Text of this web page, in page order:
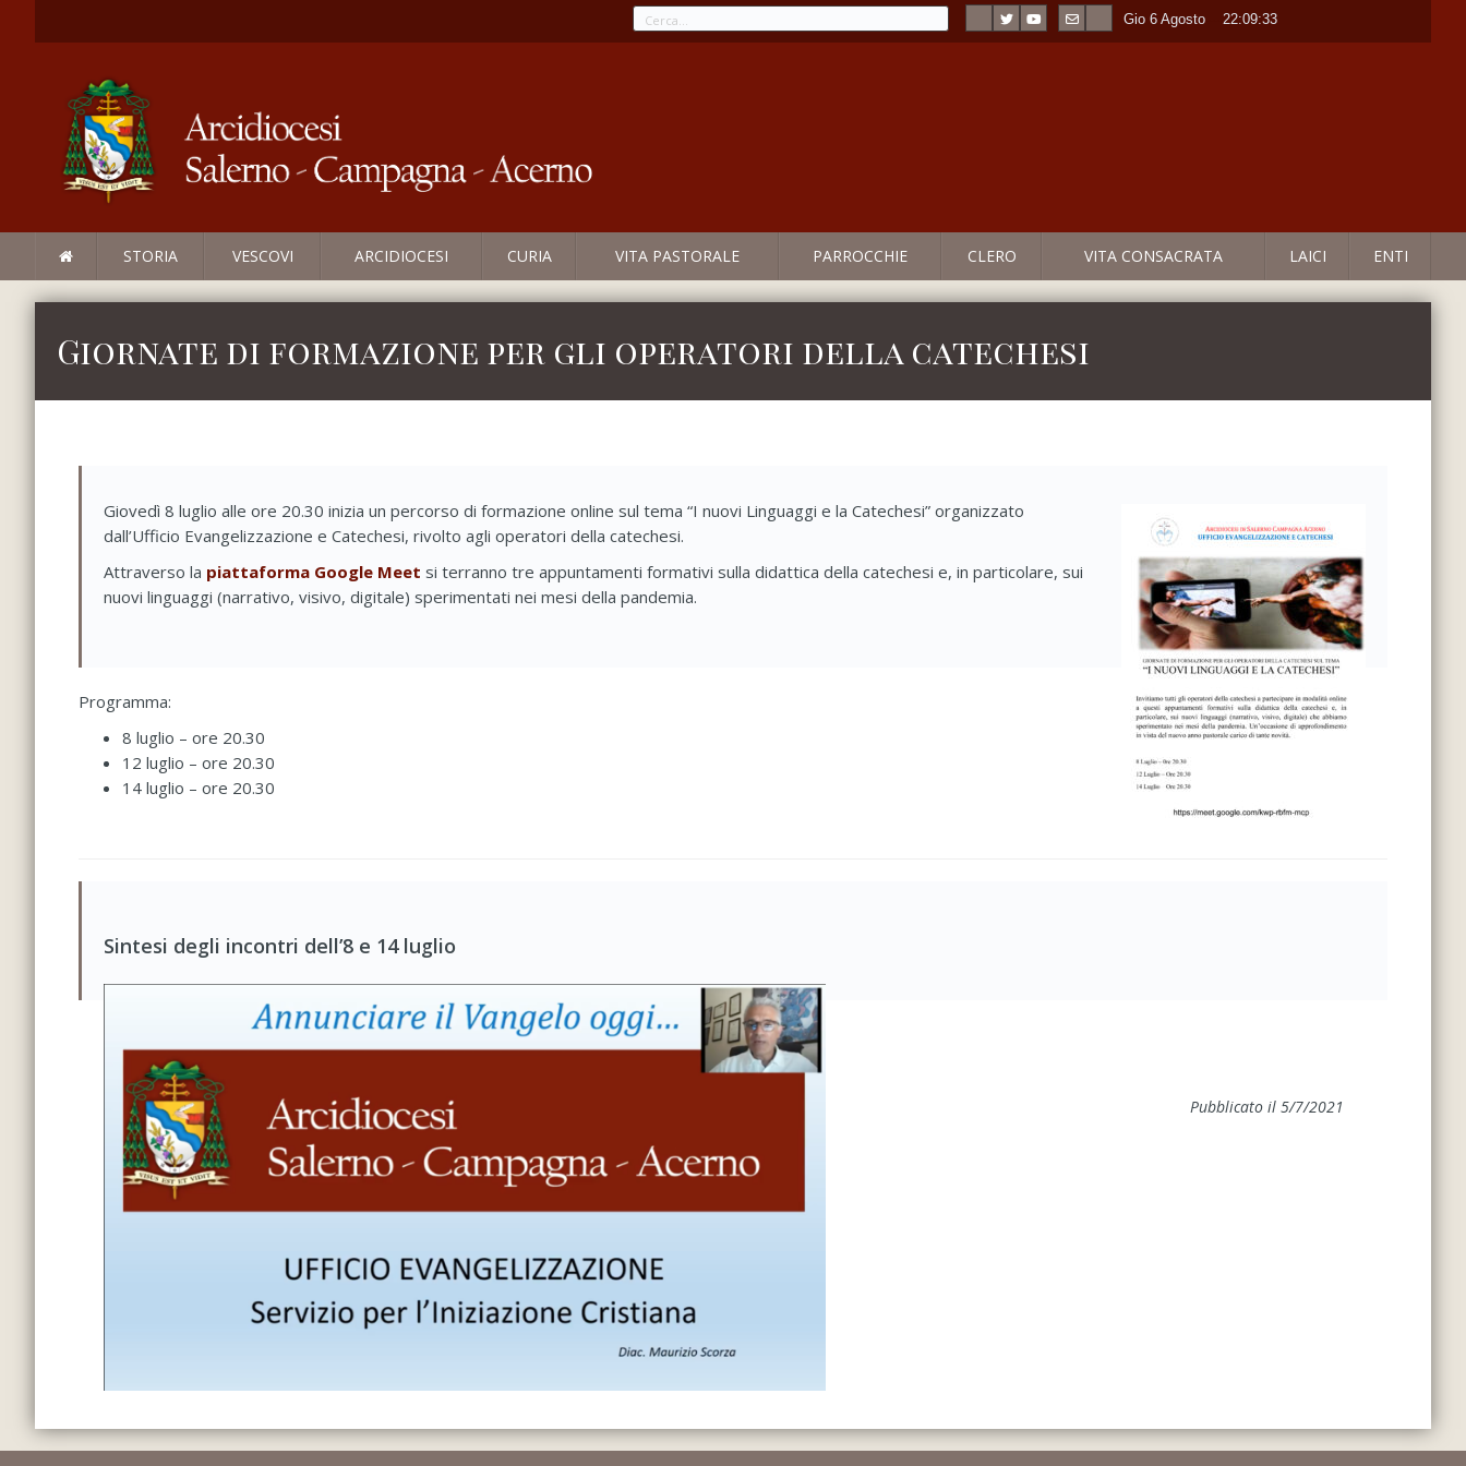
Gio 6 Agosto ----22:09:33
STORIA VESCOVI ARCIDIOCESI CURIA VITA PASTORALE PARROCCHIE CLERO VITA CONSACRATA LAICI ENTI
Giornate di formazione per gli operatori della catechesi
Giovedì 8 luglio alle ore 20.30 inizia un percorso di formazione online sul tema “I nuovi Linguaggi e la Catechesi” organizzato
dall’Ufficio Evangelizzazione e Catechesi, rivolto agli operatori della catechesi.
Attraverso la piattaforma Google Meet si terranno tre appuntamenti formativi sulla didattica della catechesi e, in particolare, sui
nuovi linguaggi (narrativo, visivo, digitale) sperimentati nei mesi della pandemia.
Programma:
8 luglio – ore 20.30
12 luglio – ore 20.30
14 luglio – ore 20.30
Sintesi degli incontri dell’8 e 14 luglio
Pubblicato il 5/7/2021